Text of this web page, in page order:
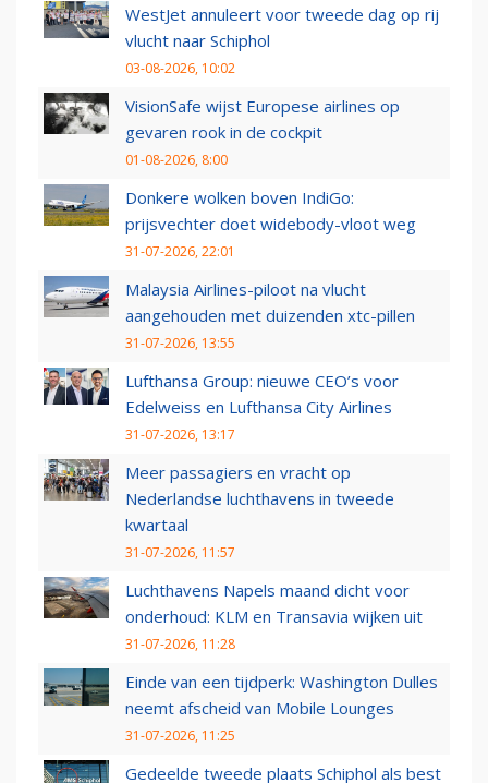
WestJet annuleert voor tweede dag op rij
vlucht naar Schiphol
03-08-2026, 10:02
VisionSafe wijst Europese airlines op
gevaren rook in de cockpit
01-08-2026, 8:00
Donkere wolken boven IndiGo:
prijsvechter doet widebody-vloot weg
31-07-2026, 22:01
Malaysia Airlines-piloot na vlucht
aangehouden met duizenden xtc-pillen
31-07-2026, 13:55
Lufthansa Group: nieuwe CEO’s voor
Edelweiss en Lufthansa City Airlines
31-07-2026, 13:17
Meer passagiers en vracht op
Nederlandse luchthavens in tweede
kwartaal
31-07-2026, 11:57
Luchthavens Napels maand dicht voor
onderhoud: KLM en Transavia wijken uit
31-07-2026, 11:28
Einde van een tijdperk: Washington Dulles
neemt afscheid van Mobile Lounges
31-07-2026, 11:25
Gedeelde tweede plaats Schiphol als best